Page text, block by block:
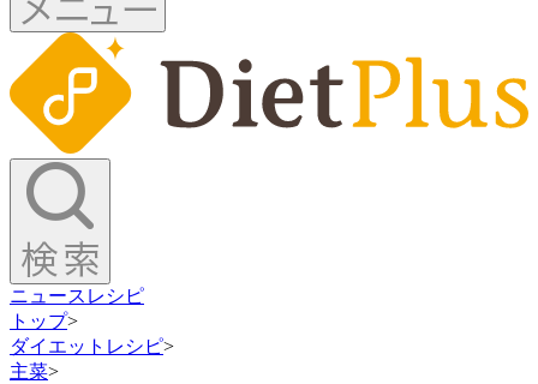
ニュース レシピ
トップ>
ダイエットレシピ>
主菜>